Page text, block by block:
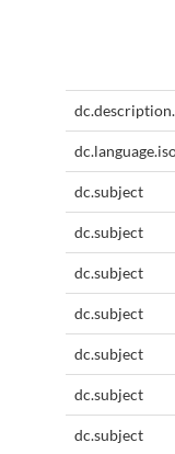
dc.subject
dc.subject
dc.subject
dc.subject
dc.subject
dc.subject
dc.subject